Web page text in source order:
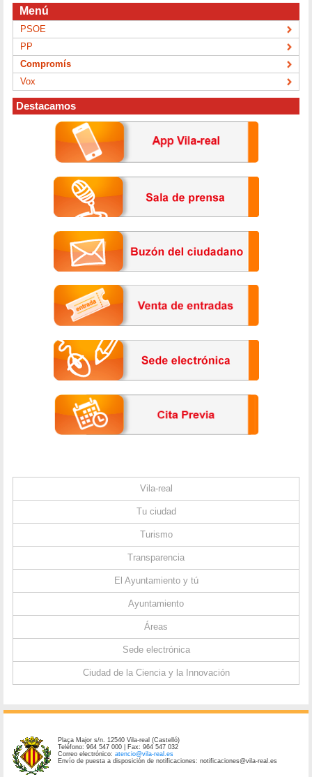
Menú
PSOE
PP
Compromís
Vox
Destacamos
Vila-real
Tu ciudad
Turismo
Transparencia
El Ayuntamiento y tú
Ayuntamiento
Áreas
Sede electrónica
Ciudad de la Ciencia y la Innovación
Plaça Major s/n. 12540 Vila-real (Castelló)
Teléfono: 964 547 000 | Fax: 964 547 032
Correo electrónico:atencio@vila-real.es
Envío de puesta a disposición de notificaciones: notificaciones@vila-real.es